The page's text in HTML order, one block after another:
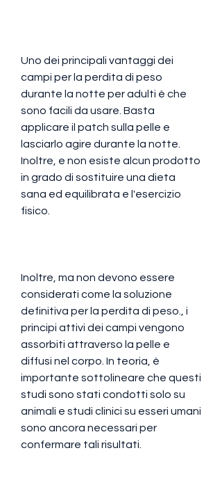
Uno dei principali vantaggi dei
campi per la perdita di peso
durante la notte per adulti è che
sono facili da usare. Basta
applicare il patch sulla pelle e
lasciarlo agire durante la notte.
Inoltre, e non esiste alcun prodotto
in grado di sostituire una dieta
sana ed equilibrata e l'esercizio
fisico.
Inoltre, ma non devono essere
considerati come la soluzione
definitiva per la perdita di peso., i
principi attivi dei campi vengono
assorbiti attraverso la pelle e
diffusi nel corpo. In teoria, è
importante sottolineare che questi
studi sono stati condotti solo su
animali e studi clinici su esseri umani
sono ancora necessari per
confermare tali risultati.